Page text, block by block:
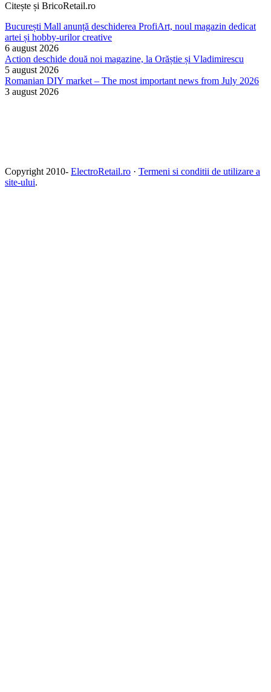
Citește și BricoRetail.ro
București Mall anunță deschiderea ProfiArt, noul magazin dedicat
artei și hobby-urilor creative
6 august 2026
Action deschide două noi magazine, la Orăștie și Vladimirescu
5 august 2026
Romanian DIY market – The most important news from July 2026
3 august 2026
Copyright 2010- ElectroRetail.ro · Termeni si conditii de utilizare a
site-ului.